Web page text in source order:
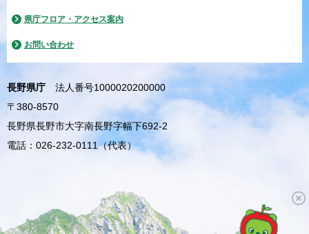
県庁フロア・アクセス案内
お問い合わせ
長野県庁
法人番号1000020200000
〒380-8570
長野県長野市大字南長野字幅下692-2
電話：026-232-0111（代表）